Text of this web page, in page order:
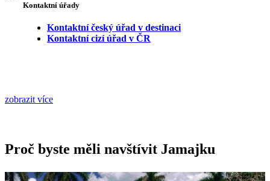
Kontaktní úřady
Kontaktní český úřad v destinaci
Kontaktní cizí úřad v ČR
zobrazit více
Proč byste měli navštívit Jamajku